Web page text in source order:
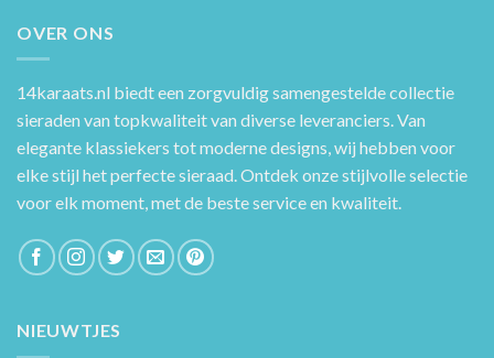
OVER ONS
14karaats.nl biedt een zorgvuldig samengestelde collectie
sieraden van topkwaliteit van diverse leveranciers. Van
elegante klassiekers tot moderne designs, wij hebben voor
elke stijl het perfecte sieraad. Ontdek onze stijlvolle selectie
voor elk moment, met de beste service en kwaliteit.
NIEUWTJES